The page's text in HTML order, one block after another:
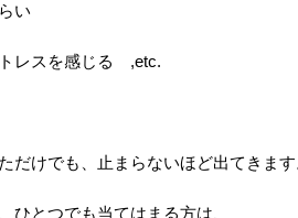
い
トレスを感じる ,etc.
だけでも、止まらないほど出てきます
ひとつでも当てはまる方は、